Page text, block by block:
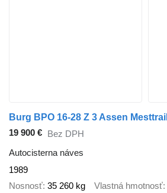
19 900 € Bez DPH
Autocisterna náves
1989
Nosnosť 35 260 kg Vlastná hmotnosť